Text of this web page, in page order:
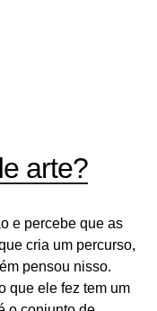
arte?
e percebe que as
cria um percurso,
pensou nisso.
que ele fez tem um